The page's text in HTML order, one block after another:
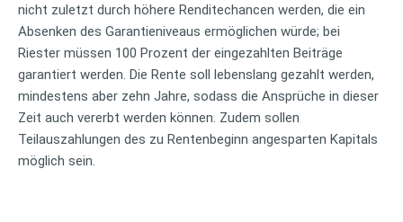
nicht zuletzt durch höhere Renditechancen werden, die ein
Absenken des Garantieniveaus ermöglichen würde; bei
Riester müssen 100 Prozent der eingezahlten Beiträge
garantiert werden. Die Rente soll lebenslang gezahlt werden,
mindestens aber zehn Jahre, sodass die Ansprüche in dieser
Zeit auch vererbt werden können. Zudem sollen
Teilauszahlungen des zu Rentenbeginn angesparten Kapitals
möglich sein.